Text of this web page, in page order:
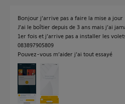
Bonjour j’arrive pas a faire la mise a jour
J’ai le boîtier depuis de 3 ans mais j’ai
1er fois et j’arrive pas a installer les
083897905809
Pouvez-vous m’aider j’ai tout essayé